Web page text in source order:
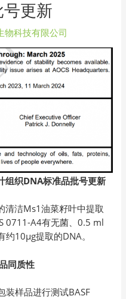
更新
物科技有限公司
组织DNA标准品批号更新
清洁Ms1油菜籽叶中提取
0711-A4有无菌、0.5 ml
10µg提取的DNA。
同质性
装样品进行测试BASF